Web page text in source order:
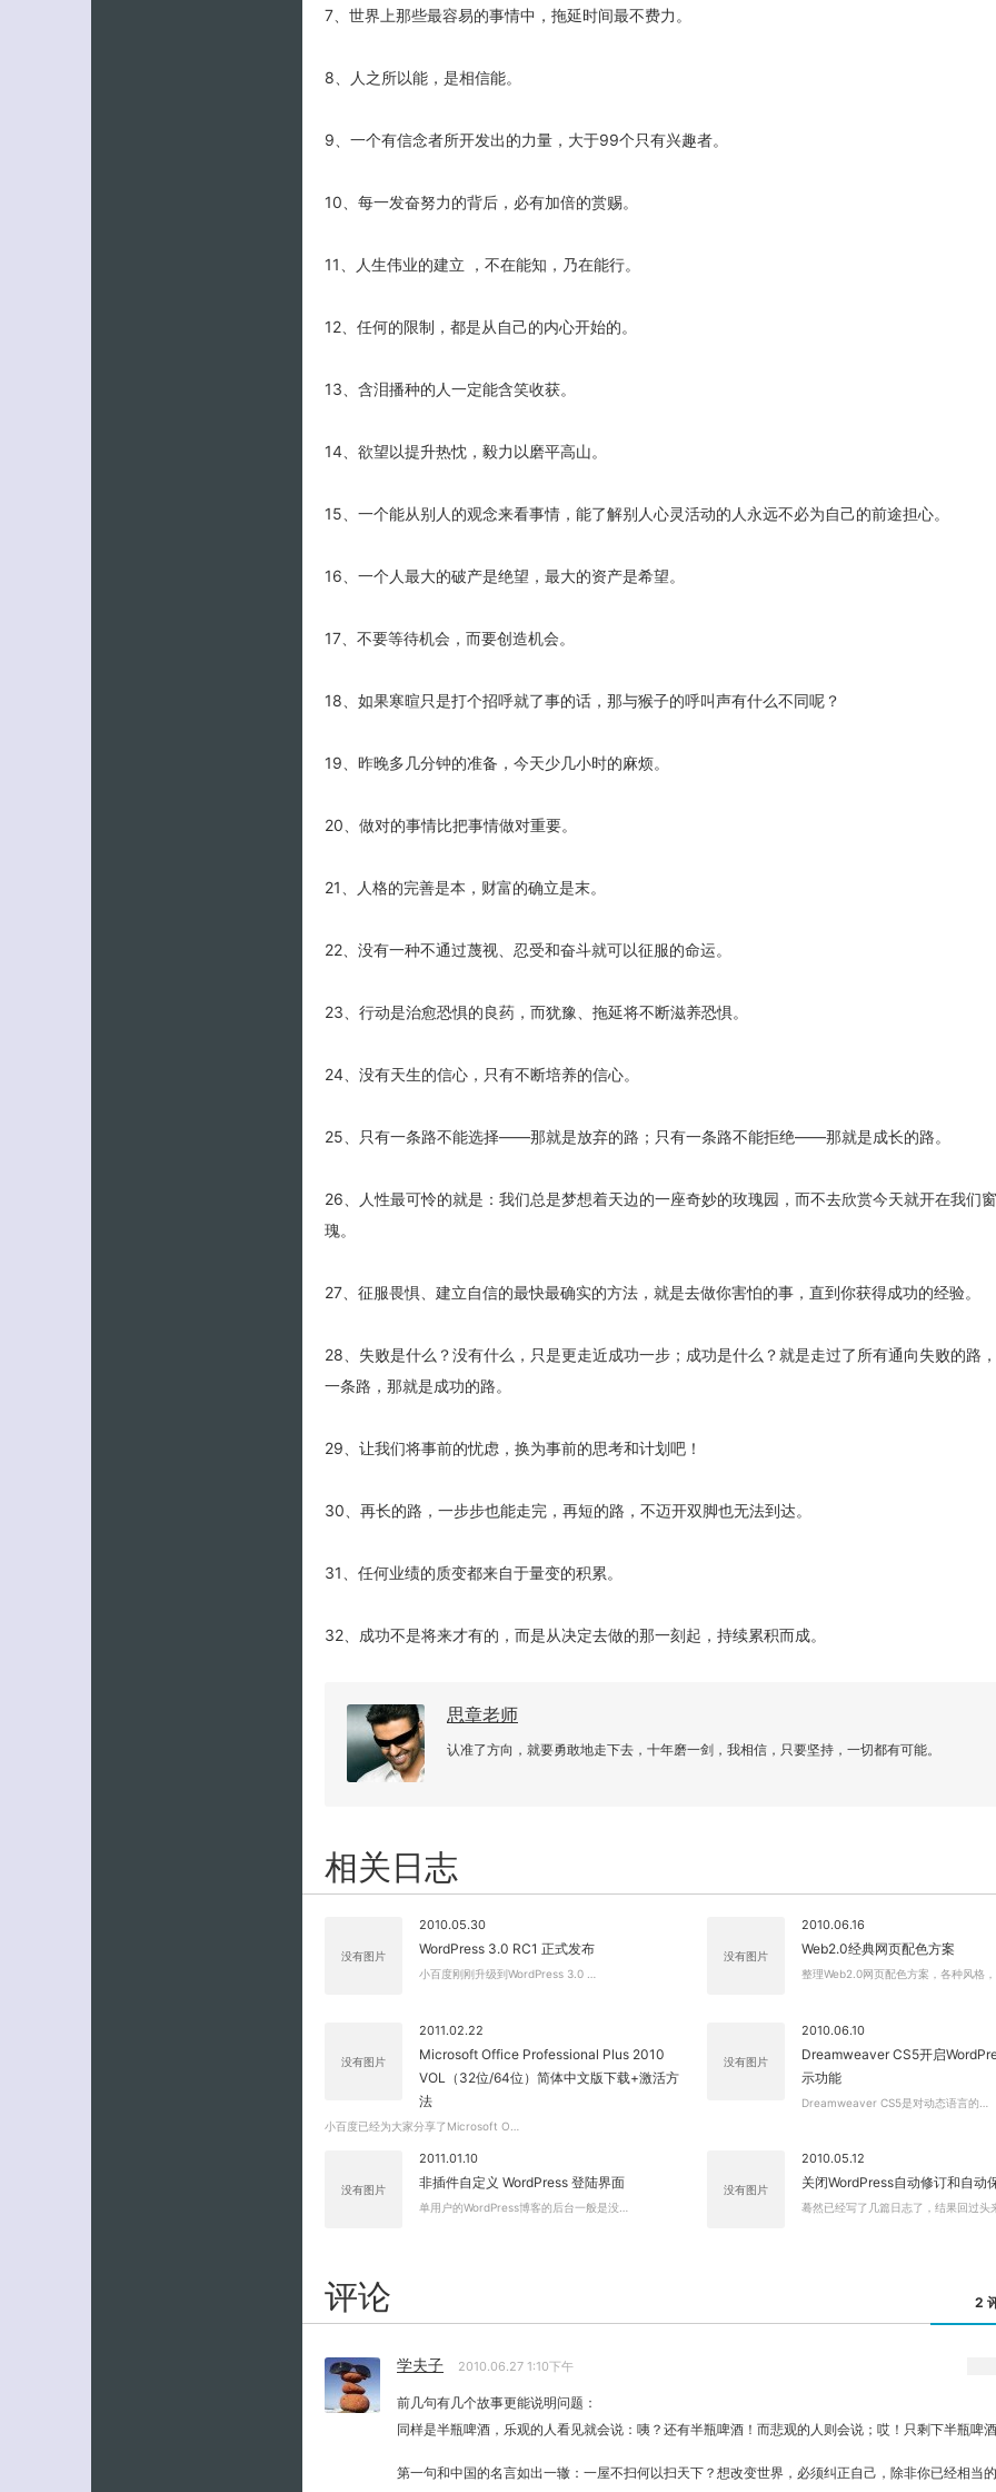
7、世界上那些最容易的事情中，拖延时间最不费力。
8、人之所以能，是相信能。
9、一个有信念者所开发出的力量，大于99个只有兴趣者。
10、每一发奋努力的背后，必有加倍的赏赐。
11、人生伟业的建立 ，不在能知，乃在能行。
12、任何的限制，都是从自己的内心开始的。
13、含泪播种的人一定能含笑收获。
14、欲望以提升热忱，毅力以磨平高山。
15、一个能从别人的观念来看事情，能了解别人心灵活动的人永远不必为自己的前途担心。
16、一个人最大的破产是绝望，最大的资产是希望。
17、不要等待机会，而要创造机会。
18、如果寒暄只是打个招呼就了事的话，那与猴子的呼叫声有什么不同呢？
19、昨晚多几分钟的准备，今天少几小时的麻烦。
20、做对的事情比把事情做对重要。
21、人格的完善是本，财富的确立是末。
22、没有一种不通过蔑视、忍受和奋斗就可以征服的命运。
23、行动是治愈恐惧的良药，而犹豫、拖延将不断滋养恐惧。
24、没有天生的信心，只有不断培养的信心。
25、只有一条路不能选择——那就是放弃的路；只有一条路不能拒绝——那就是成长的路。
26、人性最可怜的就是：我们总是梦想着天边的一座奇妙的玫瑰园，而不去欣赏今天就开在我们
瑰。
27、征服畏惧、建立自信的最快最确实的方法，就是去做你害怕的事，直到你获得成功的经验。
28、失败是什么？没有什么，只是更走近成功一步；成功是什么？就是走过了所有通向失败的路
一条路，那就是成功的路。
29、让我们将事前的忧虑，换为事前的思考和计划吧！
30、再长的路，一步步也能走完，再短的路，不迈开双脚也无法到达。
31、任何业绩的质变都来自于量变的积累。
32、成功不是将来才有的，而是从决定去做的那一刻起，持续累积而成。
思章老师
认准了方向，就要勇敢地走下去，十年磨一剑，我相信，只要坚持，一切都有可能。
相关日志
没有图片
2010.05.30
WordPress 3.0 RC1 正式发布
小百度刚刚升级到WordPress 3.0 …
没有图片
2010.06.16
Web2.0经典网页配色方案
整理Web2.0网页配色方案，各种风格
没有图片
2011.02.22
Microsoft Office Professional Plus 2010
VOL（32位/64位）简体中文版下载+激活方
法
小百度已经为大家分享了Microsoft O…
没有图片
2010.06.10
Dreamweaver CS5开启
示功能
Dreamweaver CS5是对动态语言的…
没有图片
2011.01.10
非插件自定义 WordPress 登陆界面
单用户的WordPress博客的后台一般是没…
没有图片
2010.05.12
关闭WordPress自动修订和自动
蓦然已经写了几篇日志了，结果回过头
评论 2
学夫子 2010.06.27 1:10下午
前几句有几个故事更能说明问题：
同样是半瓶啤酒，乐观的人看见就会说：咦？还有半瓶啤酒！而悲观的人则会说；哎！只剩下半瓶啤
第一句和中国的名言如出一辙：一屋不扫何以扫天下？想改变世界，必须纠正自己，除非你已经相当